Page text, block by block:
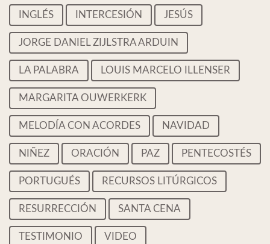
INGLÉS INTERCESIÓN JESÚS
JORGE DANIEL ZIJLSTRA ARDUIN
LA PALABRA LOUIS MARCELO ILLENSER
MARGARITA OUWERKERK
MELODÍA CON ACORDES NAVIDAD
NIÑEZ ORACIÓN PAZ PENTECOSTÉS
PORTUGUÉS RECURSOS LITÚRGICOS
RESURRECCIÓN SANTA CENA
TESTIMONIO VIDEO